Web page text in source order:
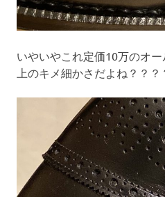
いやいやこれ定価10万のオ
上のキメ細かさだよね？？？